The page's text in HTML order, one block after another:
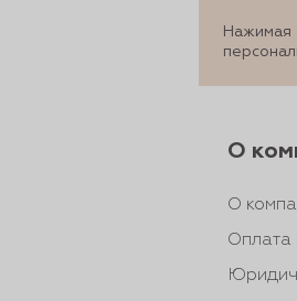
Нажимая
О
О
Оплата